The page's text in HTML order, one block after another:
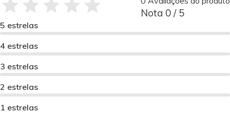
Nota 0 / 5
5 estrelas
4 estrelas
3 estrelas
2 estrelas
1 estrelas